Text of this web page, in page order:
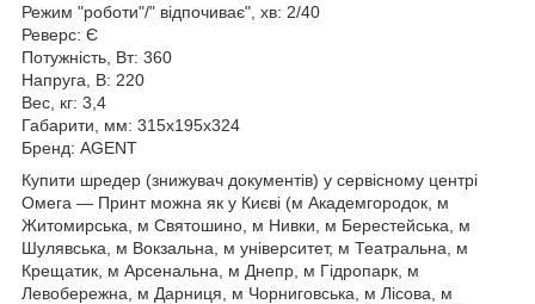
Режим "роботи"/" відпочиває", хв: 2/40
Реверс: Є
Потужність, Вт: 360
Напруга, В: 220
Вес, кг: 3,4
Габарити, мм: 315x195x324
Бренд: AGENT
Купити шредер (знижувач документів) у сервісному центрі
Омега — Принт можна як у Києві (м Академгородок, м
Житомирська, м Святошино, м Нивки, м Берестейська, м
Шулявська, м Вокзальна, м університет, м Театральна, м
Крещатик, м Арсенальна, м Днепр, м Гідропарк, м
Левобережна, м Дарниця, м Чорниговська, м Лісова, м